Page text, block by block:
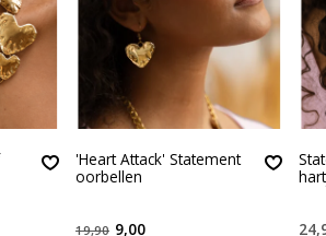
'Heart Attack' Statement
oorbellen
19,90 9,00